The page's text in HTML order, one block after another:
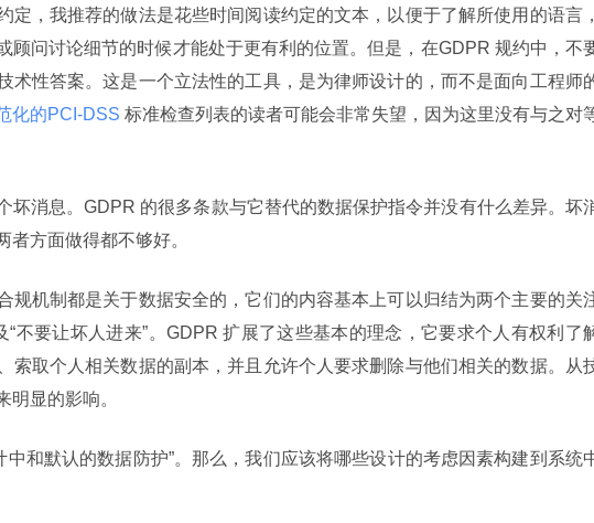
定，我推荐的做法是花些时间阅读约定的文本，以便于了解所使用的语言，
顾问讨论细节的时候才能处于更有利的位置。但是，在GDPR 规约中，不
术性答案。这是一个立法性的工具，是为律师设计的，而不是面向工程师
化的PCI-DSS 标准检查列表的读者可能会非常失望，因为这里没有与之对
坏消息。GDPR 的很多条款与它替代的数据保护指令并没有什么差异。坏
者方面做得都不够好。
规机制都是关于数据安全的，它们的内容基本上可以归结为两个主要的关
“不要让坏人进来”。GDPR 扩展了这些基本的理念，它要求个人有权利了
索取个人相关数据的副本，并且允许个人要求删除与他们相关的数据。从
明显的影响。
中和默认的数据防护”。那么，我们应该将哪些设计的考虑因素构建到系统